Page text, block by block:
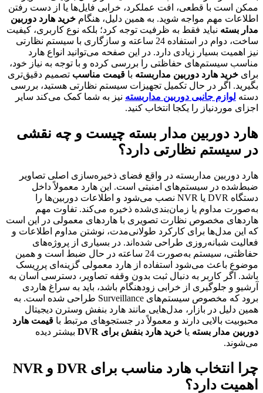
ممکن است با قطعی، افت عملکرد، خرابی فایل‌ها یا از دست رفتن
اطلاعات مهم مواجه شوید. به همین دلیل، هنگام خرید هارد دوربین
مدار بسته نباید فقط به ظرفیت توجه کرد؛ بلکه نوع کاربری، کیفیت
ساخت، دوام در استفاده 24 ساعته و سازگاری با سیستم نظارتی
نیز اهمیت بسیار زیادی دارد. در این صفحه می‌توانید انواع هارد
مناسب سیستم‌های حفاظتی را بررسی کرده و با توجه به نیاز خود،
برای خرید هارد دوربین مداربسته با قیمت مناسب تصمیم دقیق‌تری
بگیرید. اگر در حال تکمیل تجهیزات سیستم نظارتی هستید، بررسی
دسته لوازم جانبی دوربین مداربسته نیز به شما کمک می‌کند سایر
اجزای موردنیاز را یکجا انتخاب کنید.
هارد دوربین مدار بسته چیست و چه نقشی
در سیستم نظارتی دارد؟
هارد دوربین مداربسته در واقع فضای ذخیره‌سازی اصلی تصاویر
ضبط‌شده در سیستم‌های امنیتی است. این هارد معمولاً داخل
دستگاه DVR یا NVR نصب می‌شود و اطلاعات دوربین‌ها را
به‌صورت مداوم یا زمان‌بندی‌شده ذخیره می‌کند. تفاوت مهم
هاردهای مخصوص نظارت تصویری با هاردهای معمولی در این است
که این مدل‌ها برای کارکرد طولانی‌مدت، نوشتن مداوم اطلاعات و
فعالیت شبانه‌روزی طراحی شده‌اند. در بسیاری از پروژه‌های
حفاظتی، سیستم به‌صورت 24 ساعته در حال ضبط است و همین
موضوع باعث می‌شود استفاده از هارد معمولی گزینه‌ای پرریسک
باشد. اگر کاربر به دنبال ثبت بدون وقفه تصاویر، دسترسی آسان به
آرشیو و جلوگیری از خرابی زودهنگام باشد، باید به سراغ هاردی
برود که مخصوص سیستم‌های Surveillance طراحی شده است. به
همین دلیل در بازار، مدل‌هایی مانند هارد بنفش وسترن دیجیتال
محبوبیت بالایی دارند و معمولاً در جستجوهای مرتبط با قیمت هارد
دوربین مدار بسته یا خرید هارد بنفش برای DVR
بیشتر دیده
می‌شوند.
چرا انتخاب هارد مناسب برای DVR و NVR
اهمیت دارد؟